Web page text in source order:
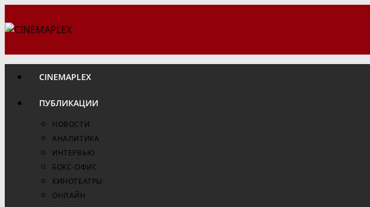
к
CINEMAPLEX
ПУБЛИКАЦИИ
НОВОСТИ
АНАЛИТИКА
ИНТЕРВЬЮ
БОКС-ОФИС
КИНОТЕАТРЫ
ОНЛАЙН